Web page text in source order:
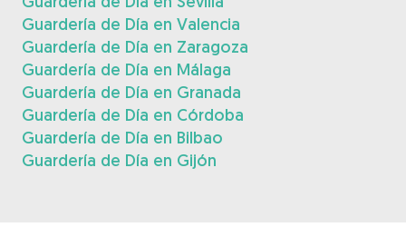
Guardería de Día en Valencia
Guardería de Día en Zaragoza
Guardería de Día en Málaga
Guardería de Día en Granada
Guardería de Día en Córdoba
Guardería de Día en Bilbao
Guardería de Día en Gijón